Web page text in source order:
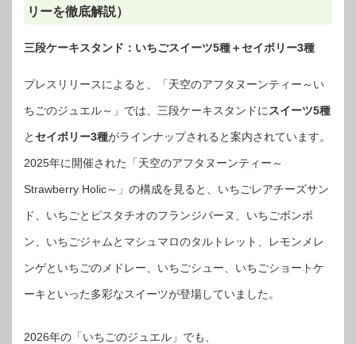
リーを徹底解説）
三段ケーキスタンド：いちごスイーツ5種＋セイボリー3種
プレスリリースによると、「天空のアフタヌーンティー～い
ちごのジュエル～」では、三段ケーキスタンドに スイーツ5種
とセイボリー3種がラインナップされると案内されています。
2025年に開催された「天空のアフタヌーンティー～
Strawberry Holic～」の構成を見ると、いちごレアチーズサン
ド、いちごとピスタチオのフランジパーヌ、いちごボンボ
ン、いちごジャムとマシュマロのタルトレット、レモンメレ
ンゲといちごのメドレー、いちごシュー、いちごショートケ
ーキといった多彩なスイーツが登場していました。
2026年の「いちごのジュエル」でも、